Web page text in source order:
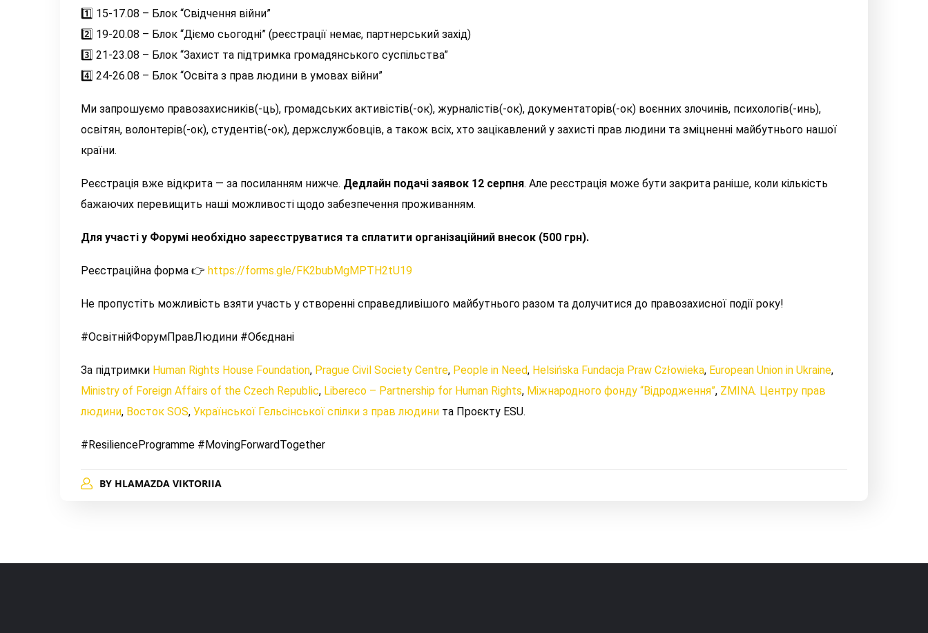
1️⃣ 15-17.08 – Блок “Свідчення війни”
2️⃣ 19-20.08 – Блок “Діємо сьогодні” (реєстрації немає, партнерський захід)
3️⃣ 21-23.08 – Блок “Захист та підтримка громадянського суспільства”
4️⃣ 24-26.08 – Блок “Освіта з прав людини в умовах війни”
Ми запрошуємо правозахисників(-ць), громадських активістів(-ок), журналістів(-ок), документаторів(-ок) воєнних злочинів, психологів(-инь),
освітян, волонтерів(-ок), студентів(-ок), держслужбовців, а також всіх, хто зацікавлений у захисті прав людини та зміцненні майбутнього нашої
країни.
Реєстрація вже відкрита — за посиланням нижче. Дедлайн подачі заявок 12 серпня. Але реєстрація може бути закрита раніше, коли кількість
бажаючих перевищить наші можливості щодо забезпечення проживанням.
Для участі у Форумі необхідно зареєструватися та сплатити організаційний внесок (500 грн).
Реєстраційна форма 👉 https://forms.gle/FK2bubMgMPTH2tU19
Не пропустіть можливість взяти участь у створенні справедливішого майбутнього разом та долучитися до правозахисної події року!
#ОсвітнійФорумПравЛюдини #Обєднані
За підтримки Human Rights House Foundation, Prague Civil Society Centre, People in Need, Helsińska Fundacja Praw Człowieka, European Union in Ukraine,
Ministry of Foreign Affairs of the Czech Republic, Libereco – Partnership for Human Rights, Міжнародного фонду “Відродження”, ZMINA. Центру прав
людини, Восток SOS, Української Гельсінської спілки з прав людини та Проєкту ESU.
#ResilienceProgramme #MovingForwardTogether
BY HLAMAZDA VIKTORIIA